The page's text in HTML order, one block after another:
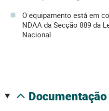
O equipamento está em
NDAA da Secção 889 da
Nacional
documentação